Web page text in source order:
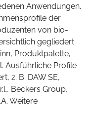
Anwendungen.
der
von bio-
gegliedert
Produktpalette,
Ausführliche Profile
z. B. DAW SE,
Beckers Group,
Weitere